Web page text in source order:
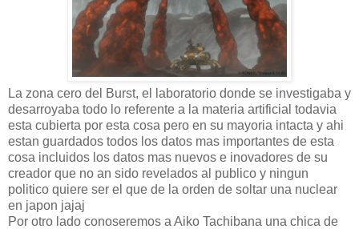
La zona cero del Burst, el laboratorio donde se investigaba y
desarroyaba todo lo referente a la materia artificial todavia
esta cubierta por esta cosa pero en su mayoria intacta y ahi
estan guardados todos los datos mas importantes de esta
cosa incluidos los datos mas nuevos e inovadores de su
creador que no an sido revelados al publico y ningun
politico quiere ser el que de la orden de soltar una nuclear
en japon jajaj
Por otro lado conoseremos a Aiko Tachibana una chica de